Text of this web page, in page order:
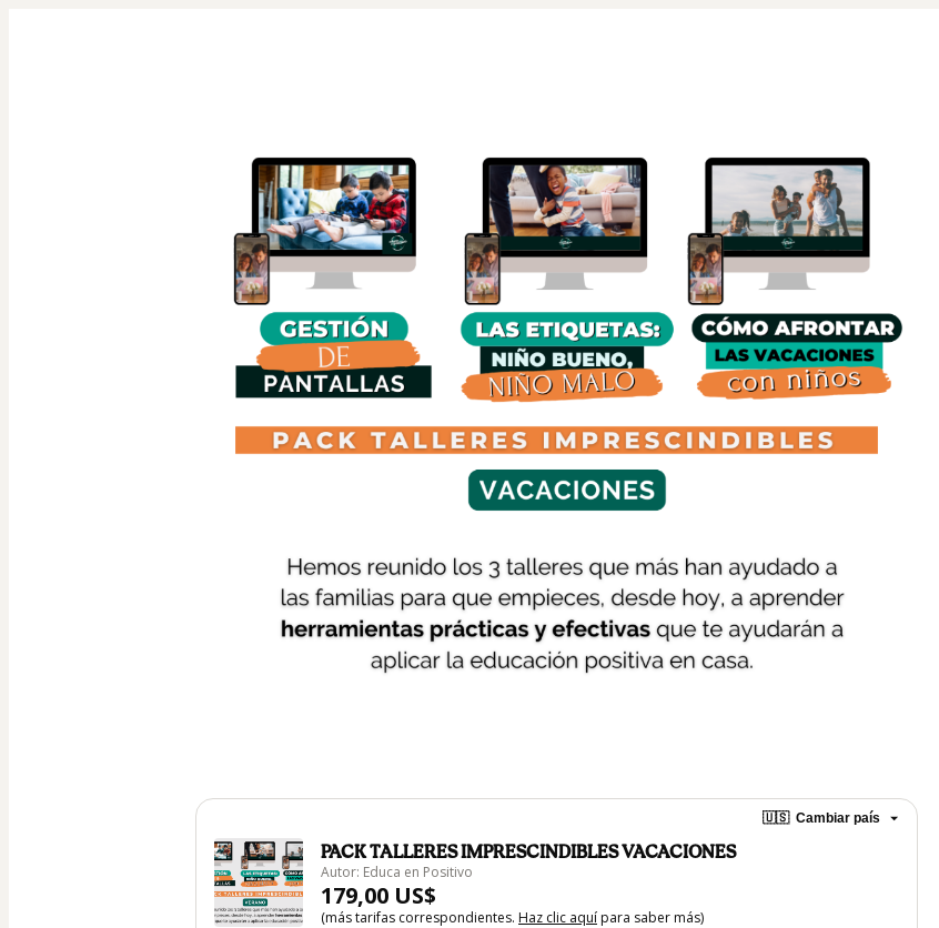
🇺🇸 Cambiar país
PACK TALLERES IMPRESCINDIBLES VACACIONES
Autor: Educa en Positivo
179,00 US$
(más tarifas correspondientes. Haz clic aquí para saber más)